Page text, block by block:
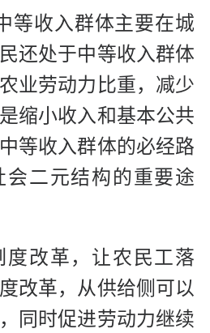
等收入群体主要在城
还处于中等收入群体
业劳动力比重，减少
缩小收入和基本公共
等收入群体的必经路
会二元结构的重要途
度改革，让农民工落
改革，从供给侧可以
同时促进劳动力继续